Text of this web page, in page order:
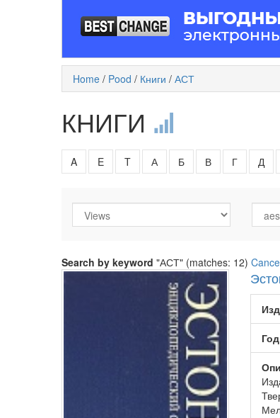
Home / Pood / Книги / АСТ
КНИГИ
A E T А Б В Г Д
Search by keyword "АСТ" (matches: 12)